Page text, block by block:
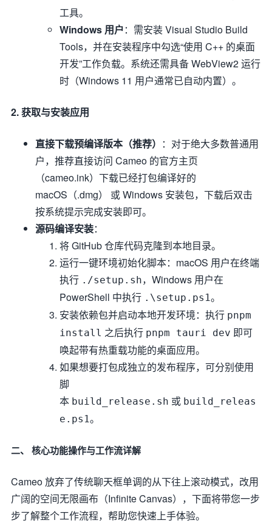
工具。
Windows 用户：需安装 Visual Studio Build
Tools，并在安装程序中勾选“使用 C++ 的桌面
开发”工作负载。系统还需具备 WebView2 运行
时（Windows 11 用户通常已自动内置）。
2. 获取与安装应用
直接下载预编译版本（推荐） ：对于绝大多数普通用
户，推荐直接访问 Cameo 的官方主页
（cameo.ink）下载已经打包编译好的
macOS（.dmg） 或 Windows 安装包，下载后双击
按系统提示完成安装即可。
源码编译安装：
将 GitHub 仓库代码克隆到本地目录。
运行一键环境初始化脚本：macOS 用户在终端
执行 ./setup.sh，Windows 用户在
PowerShell 中执行 .\setup.ps1。
安装依赖包并启动本地开发环境：执行 pnpm
install 之后执行 pnpm tauri dev 即可
唤起带有热重载功能的桌面应用。
如果想要打包成独立的发布程序，可分别使用
脚
本 build_release.sh 或 build_releas
e.ps1。
二、 核心功能操作与工作流详解
Cameo 放弃了传统聊天框单调的从下往上滚动模式，改用
广阔的空间无限画布（Infinite Canvas），下面将带您一步
步了解整个工作流程，帮助您快速上手体验。